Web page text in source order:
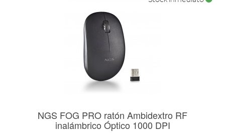
NGS FOG PRO ratón Ambidextro RF
inalámbrico Óptico 1000 DPI